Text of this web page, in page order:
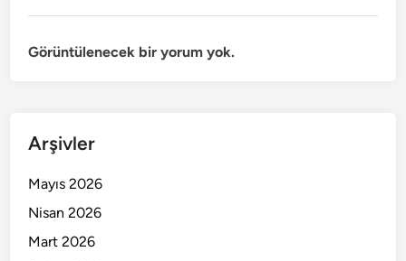
Görüntülenecek bir yorum yok.
Arşivler
Mayıs 2026
Nisan 2026
Mart 2026